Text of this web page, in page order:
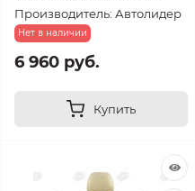
Производитель: Автолидер
Нет в наличии
6 960 руб.
Купить